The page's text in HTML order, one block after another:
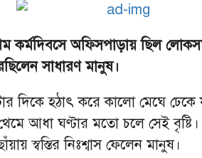
কর্মদিবসে অফিসপাড়ায় ছিল
সাধারণ মানুষ।
দিকে হঠাৎ করে কালো মেঘে
আধা ঘণ্টার মতো চলে সেই
স্বস্তির নিঃশ্বাস ফেলেন মানুষ।